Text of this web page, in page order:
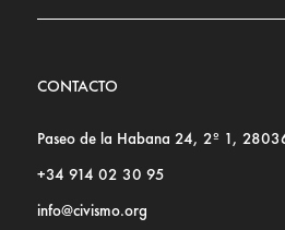
CONTACTO
Paseo de la Habana 24, 2º 1,
+34 914 02 30 95
info@civismo.org